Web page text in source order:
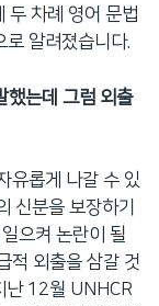
두 차례 영어 문법
로 알려졌습니다.
했는데 그럼 외출
유롭게 나갈 수 있
신분을 보장하기
으켜 논란이 될
적 외출을 삼갈 것
난 12월 UNHCR